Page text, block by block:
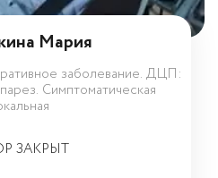
Мария
заболевание. ДЦП:
Симптоматическая
ЗАКРЫТ